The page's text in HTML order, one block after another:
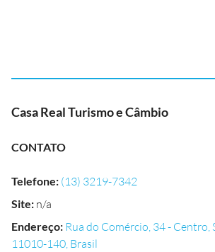
Casa Real Turismo e Câmbio
CONTATO
Telefone: (13) 3219-7342
Site: n/a
Endereço: Rua do Comércio, 34 - Centro,
11010-140, Brasil